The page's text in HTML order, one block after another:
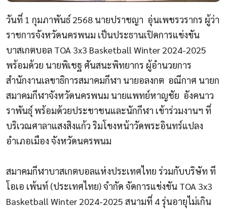
วันที่ 1 กุมภาพันธ์ 2568 นายปราชญา อุ่นเพชรวรากร ผู้ว่า
ราชการจังหวัดนครพนม เป็นประธานเปิดการแข่งขัน
บาสเกตบอล TOA 3x3 Basketball Winter2024-2025
พร้อมด้วย นายพิเชฐ ศันสนะพิทยากร ผู้อำนวยการ
สำนักงานเลขาธิการสมาคมกีฬา นายอลงกต อณีกาศ นายก
สมาคมกีฬาจังหวัดนครพนม นายแพทย์หาญชัย อังคนาว
ราพันธุ์ พร้อมด้วยประชาชนและนักกีฬา เข้าร่วมงานฯ ที่
บริเวณศาลาแสงสิงแก้ว ริมโขงหน้าวัดพระอินทร์แปลง
อำเภอเมือง จังหวัดนครพนม
สมาคมกีฬาบาสเกตบอลแห่งประเทศไทย ร่วมกับบริษัท ที
โอเอ เพ้นท์ (ประเทศไทย) จำกัด จัดการแข่งขัน TOA 3x3
Basketball Winter2024-2025 สนามที่ 4 รุ่นอายุไม่เกิน